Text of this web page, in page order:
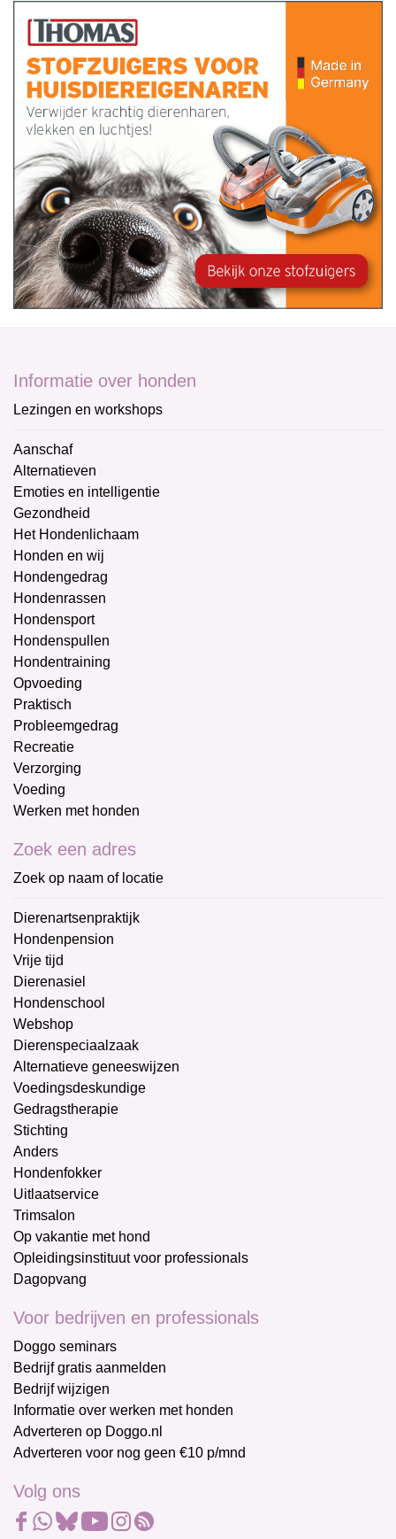
Informatie over honden
Lezingen en workshops
Aanschaf
Alternatieven
Emoties en intelligentie
Gezondheid
Het Hondenlichaam
Honden en wij
Hondengedrag
Hondenrassen
Hondensport
Hondenspullen
Hondentraining
Opvoeding
Praktisch
Probleemgedrag
Recreatie
Verzorging
Voeding
Werken met honden
Zoek een adres
Zoek op naam of locatie
Dierenartsenpraktijk
Hondenpension
Vrije tijd
Dierenasiel
Hondenschool
Webshop
Dierenspeciaalzaak
Alternatieve geneeswijzen
Voedingsdeskundige
Gedragstherapie
Stichting
Anders
Hondenfokker
Uitlaatservice
Trimsalon
Op vakantie met hond
Opleidingsinstituut voor professionals
Dagopvang
Voor bedrijven en professionals
Doggo seminars
Bedrijf gratis aanmelden
Bedrijf wijzigen
Informatie over werken met honden
Adverteren op Doggo.nl
Adverteren voor nog geen €10 p/mnd
Volg ons